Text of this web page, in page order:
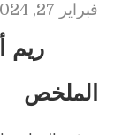
فبراير 27, 2024
ريم
الملخص